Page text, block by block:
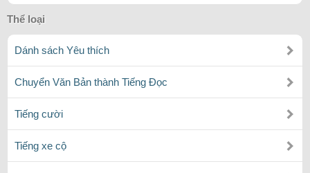
Thể loại
Dánh sách Yêu thích
Chuyển Văn Bản thành Tiếng Đọc
Tiếng cười
Tiếng xe cộ